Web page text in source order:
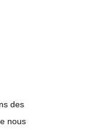
des
nous